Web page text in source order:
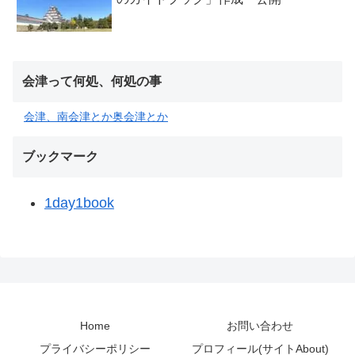
会津って何処、何処の事
会津、南会津とか奥会津とか
ブックマーク
1day1book
Home
お問い合わせ
プライバシーポリシー
プロフィール(サイトAbout)